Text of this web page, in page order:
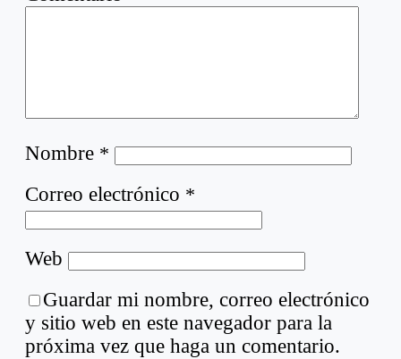
Nombre *
Correo electrónico *
Web
Guardar mi nombre, correo electrónico
y sitio web en este navegador para la
próxima vez que haga un comentario.